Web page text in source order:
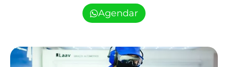
Agendar